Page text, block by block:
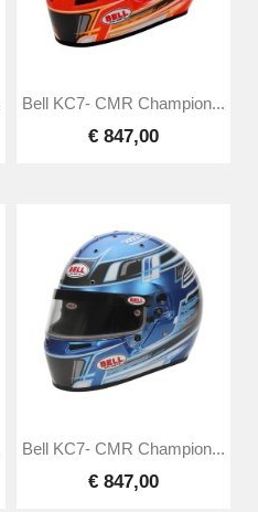
Bell KC7- CMR Champion...
€ 847,00
Bell KC7- CMR Champion...
€ 847,00